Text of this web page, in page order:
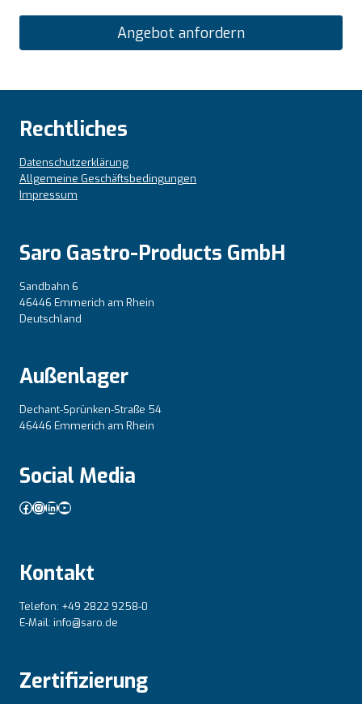
Angebot anfordern
Rechtliches
Datenschutzerklärung
Allgemeine Geschäftsbedingungen
Impressum
Saro Gastro-Products GmbH
Sandbahn 6
46446 Emmerich am Rhein
Deutschland
Außenlager
Dechant-Sprünken-Straße 54
46446 Emmerich am Rhein
Social Media
Facebook
Instagram
LinkedIn
YouTube
Kontakt
Telefon: +49 2822 9258-0
E-Mail: info@saro.de
Zertifizierung